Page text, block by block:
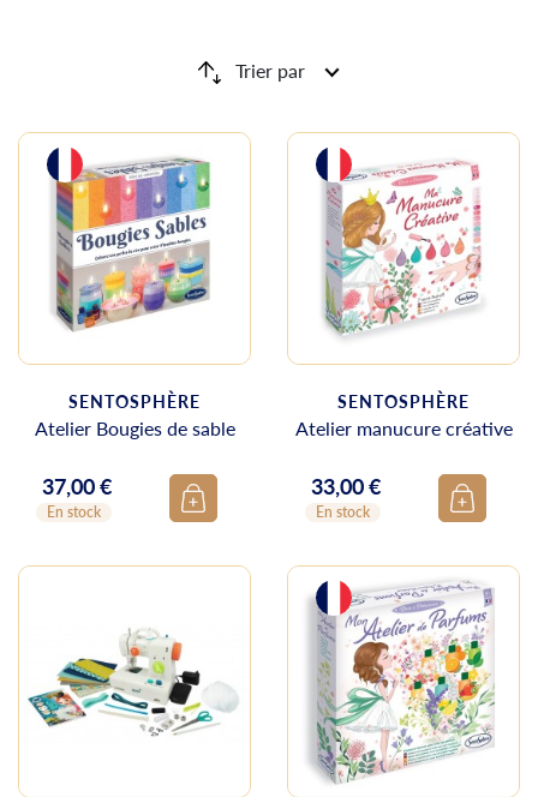
Trier par
SENTOSPHÈRE
Atelier Bougies de sable
Prix
37,00 €
En stock
SENTOSPHÈRE
Atelier manucure créative
Prix
33,00 €
En stock